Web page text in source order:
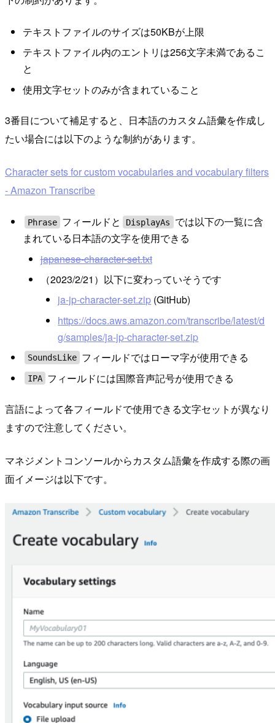
テキストファイルのサイズは50KBが上限
テキストファイル内のエントリは256文字未満であるこ
と
使用文字セットのみが含まれていること
3番目について補足すると、日本語のカスタム語彙を作成し
たい場合には以下のような制約があります。
Character sets for custom vocabularies and vocabulary filters
- Amazon Transcribe
Phrase フィールドと DisplayAs
では以下の一覧に含
まれている日本語の文字を使用できる
japanese-character-set.txt
（2023/2/21）以下に変わっていそうです
ja-jp-character-set.zip (GitHub)
https://docs.aws.amazon.com/transcribe/latest/d
g/samples/ja-jp-character-set.zip
SoundsLike フィールドではローマ字が使用できる
IPA フィールドには国際音声記号が使用できる
言語によって各フィールドで使用できる文字セットが異なり
ますので注意してください。
マネジメントコンソールからカスタム語彙を作成する際の画
面イメージは以下です。